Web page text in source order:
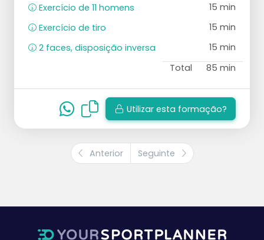
Exercício de 11 homens
15 min
Exercício de tiro
15 min
2 faces, disposição inversa
15 min
Total
85 min
Utilizar esta formação?
Anterior Seguinte